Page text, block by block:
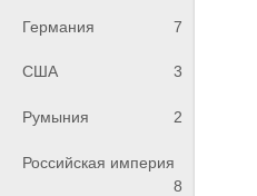
Германия 7
США 3
Румыния 2
Российская империя
8